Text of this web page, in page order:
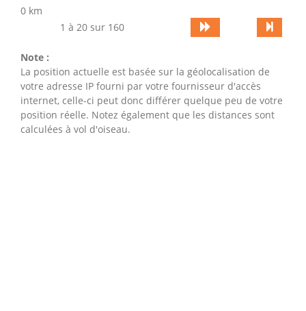
0 km
1 à 20 sur 160
Note :
La position actuelle est basée sur la géolocalisation de
votre adresse IP fourni par votre fournisseur d'accès
internet, celle-ci peut donc différer quelque peu de votre
position réelle. Notez également que les distances sont
calculées à vol d'oiseau.